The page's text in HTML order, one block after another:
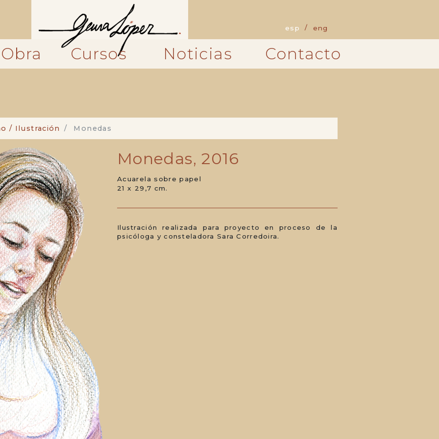
esp eng
Obra Cursos Noticias Contacto
/ Ilustración Monedas
Monedas, 2016
Acuarela sobre papel
21 x 29,7 cm.
Ilustración realizada para proyecto en proceso de la
psicóloga y consteladora Sara Corredoira.